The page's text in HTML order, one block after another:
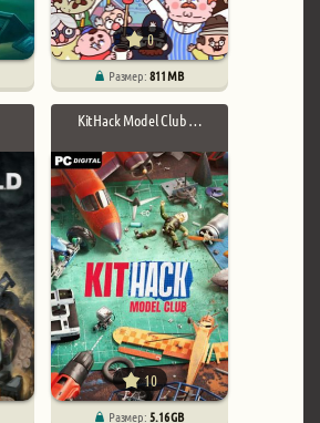
0
Размер:811 MB
KitHack Model Club …
10
Размер:5.16 GB